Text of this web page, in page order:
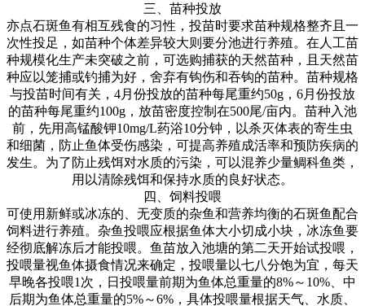
三、苗种投放
亦点石斑鱼有相互残食的习性，投苗时要求苗种规格整齐且一
次性投足，如苗种个体差异较大则要分池进行养殖。在人工苗
种规模化生产未突破之前，可选购捕获的天然苗种，且天然苗
种应以笼捕或钓捕为好，舍弃有钩伤和吞钩的苗种。苗种规格
与投苗时间有关， 4月份投放的苗种每尾重约50g ， 6月份投放
的苗种每尾重约100g ，放苗密度控制在500尾/亩内。苗种入池
前，先用高锰酸钾10mg/L药浴10分钟，以杀灭体表的寄生虫
和细菌，防止鱼体受伤感染，可提高养殖成活率和预防疾病的
发生。为了防止残饵对水质的污染，可以混养少量鲷科鱼类，
用以清除残饵和保持水质的良好状态。
四、饲料投喂
可使用新鲜或冰冻的、无变质的杂鱼和营养均衡的石斑鱼配合
饲料进行养殖。杂鱼投喂应根据鱼体大小切成小块，冰冻鱼要
经彻底解冻后才能投喂。鱼苗放入池塘的第二天开始试投喂，
投喂量视鱼体摄食情况来确定，投喂量以七八分饱为宜，每天
早晚各投喂1 次，日投喂量前期为鱼体总重量的8%～ 10% 、中
后期为鱼体总重量的5%～6% ，具体投喂量根据天气、水质、